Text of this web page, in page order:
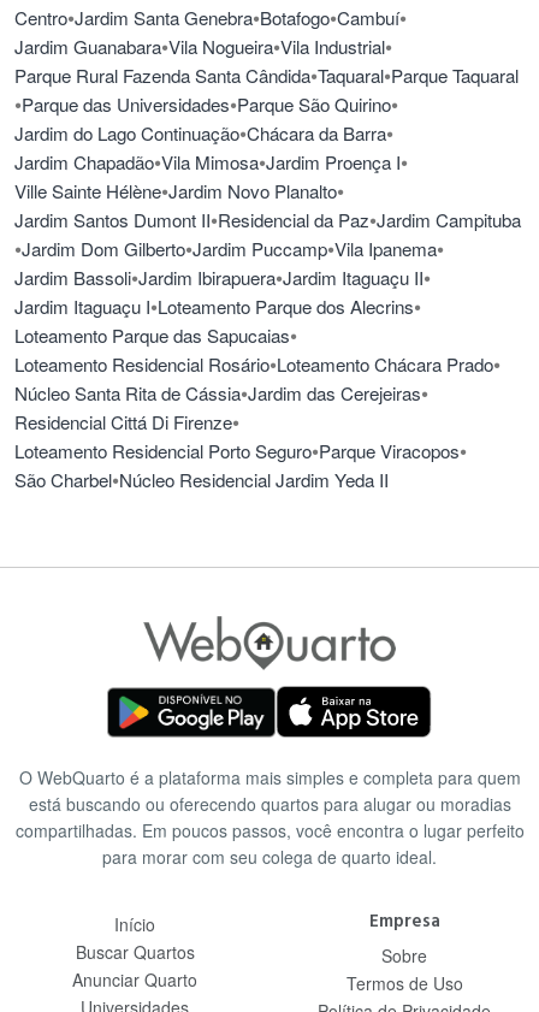
Centro•Jardim Santa Genebra•Botafogo•Cambuí•
Jardim Guanabara•Vila Nogueira•Vila Industrial•
Parque Rural Fazenda Santa Cândida•Taquaral•Parque Taquaral
•Parque das Universidades•Parque São Quirino•
Jardim do Lago Continuação•Chácara da Barra•
Jardim Chapadão•Vila Mimosa•Jardim Proença I•
Ville Sainte Hélène•Jardim Novo Planalto•
Jardim Santos Dumont II•Residencial da Paz•Jardim Campituba
•Jardim Dom Gilberto•Jardim Puccamp•Vila Ipanema•
Jardim Bassoli•Jardim Ibirapuera•Jardim Itaguaçu II•
Jardim Itaguaçu I•Loteamento Parque dos Alecrins•
Loteamento Parque das Sapucaias•
Loteamento Residencial Rosário•Loteamento Chácara Prado•
Núcleo Santa Rita de Cássia•Jardim das Cerejeiras•
Residencial Cittá Di Firenze•
Loteamento Residencial Porto Seguro•Parque Viracopos•
São Charbel•Núcleo Residencial Jardim Yeda II
O WebQuarto é a plataforma mais simples e completa para quem
está buscando ou oferecendo quartos para alugar ou moradias
compartilhadas. Em poucos passos, você encontra o lugar perfeito
para morar com seu colega de quarto ideal.
Início
Buscar Quartos
Anunciar Quarto
Universidades
Empresa
Sobre
Termos de Uso